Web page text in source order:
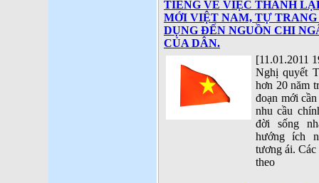
TIẾNG VỀ VIỆC THÀNH
MỚI VIỆT NAM, TỰ
DỤNG ĐẾN NGUỒN CHI
CỦA DÂN.
[11.01.2011
Nghị quyết
hơn 20 năm
đoạn mới
nhu cầu
đời sống
hướng ích
tương ái.
theo